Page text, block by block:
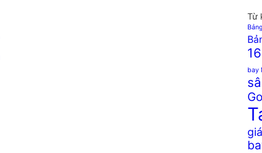
Từ
bay